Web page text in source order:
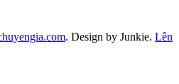
. Design by Junkie. Lên